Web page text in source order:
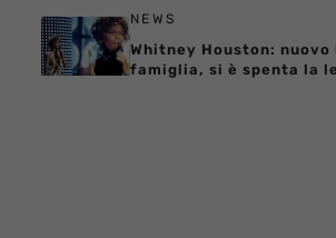
NEWS
Whitney Houston:
famiglia, si è spenta la